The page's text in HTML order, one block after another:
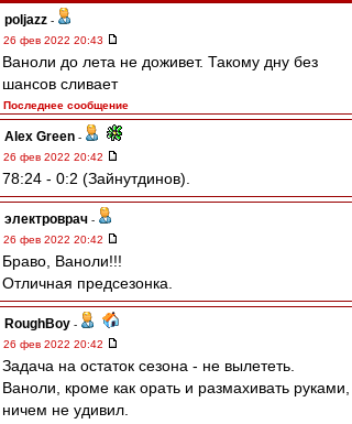
poljazz -
26 фев 2022 20:43
Ваноли до лета не доживет. Такому дну без
шансов сливает
Последнее сообщение
Alex Green -
26 фев 2022 20:42
78:24 - 0:2 (Зайнутдинов).
электроврач -
26 фев 2022 20:42
Браво, Ваноли!!!
Отличная предсезонка.
RoughBoy -
26 фев 2022 20:42
Задача на остаток сезона - не вылететь.
Ваноли, кроме как орать и размахивать руками,
ничем не удивил.